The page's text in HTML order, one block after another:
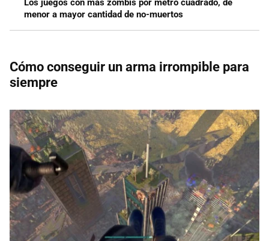
Los juegos con más zombis por metro cuadrado, de
menor a mayor cantidad de no-muertos
Cómo conseguir un arma irrompible para
siempre